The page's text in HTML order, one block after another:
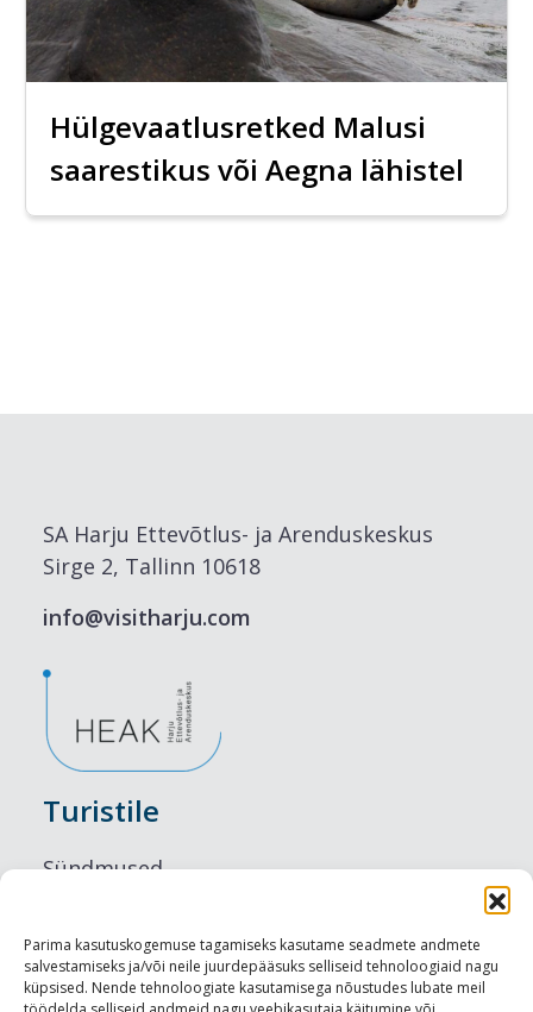
Parima kasutuskogemuse tagamiseks kasutame seadmete andmete
salvestamiseks ja/või neile juurdepääsuks selliseid tehnoloogiaid nagu
küpsised. Nende tehnoloogiate kasutamisega nõustudes lubate meil
Hülgevaatlusretked Malusi
saarestikus või Aegna lähistel
SA Harju Ettevõtlus- ja Arenduskeskus
Sirge 2, Tallinn 10618
info@visitharju.com
Turistile
Sündmused
Maitseelamused